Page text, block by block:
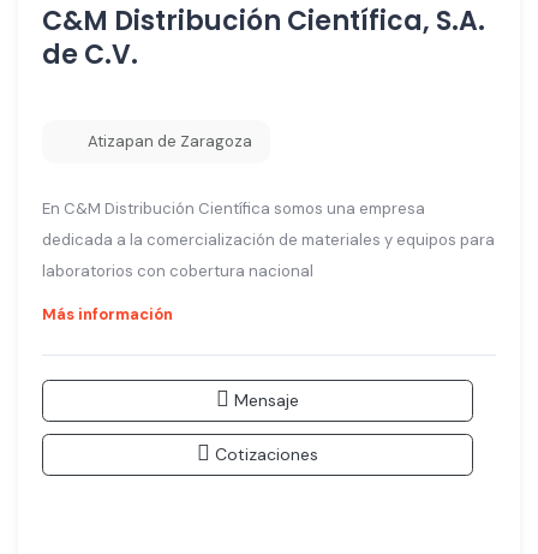
C&M Distribución Científica, S.A.
de C.V.
Atizapan de Zaragoza
En C&M Distribución Científica somos una empresa
dedicada a la comercialización de materiales y equipos para
laboratorios con cobertura nacional
Más información
Mensaje
Cotizaciones